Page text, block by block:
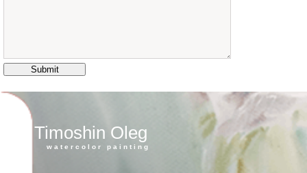
Timoshin Oleg
watercolor painting